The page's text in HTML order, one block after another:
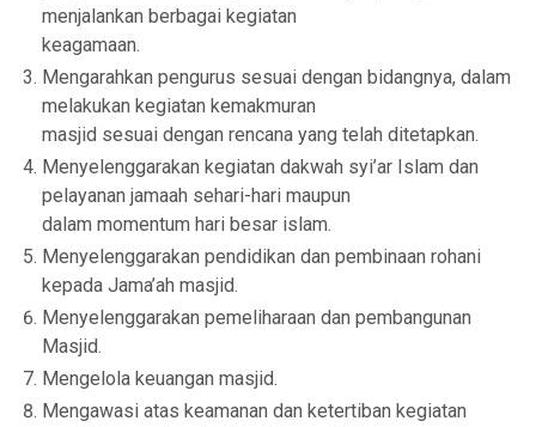
menjalankan berbagai kegiatan
keagamaan.
Mengarahkan pengurus sesuai dengan bidangnya, dalam
melakukan kegiatan kemakmuran
masjid sesuai dengan rencana yang telah ditetapkan.
Menyelenggarakan kegiatan dakwah syi’ar Islam dan
pelayanan jamaah sehari-hari maupun
dalam momentum hari besar islam.
Menyelenggarakan pendidikan dan pembinaan rohani
kepada Jama’ah masjid.
Menyelenggarakan pemeliharaan dan pembangunan
Masjid.
Mengelola keuangan masjid.
Mengawasi atas keamanan dan ketertiban kegiatan